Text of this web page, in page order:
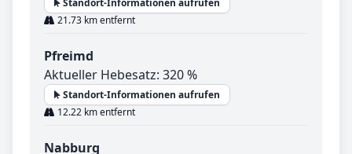
Standort-Informationen aufrufen
21.73 km entfernt
Pfreimd
Aktueller Hebesatz: 320 %
Standort-Informationen aufrufen
12.22 km entfernt
Nabburg